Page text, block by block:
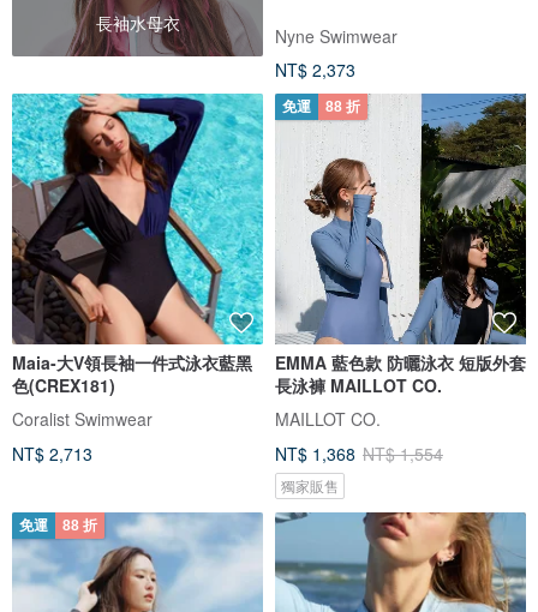
長袖水母衣
Nyne Swimwear
NT$ 2,373
Maia-大V領長袖一件式泳衣藍黑
色(CREX181)
Coralist Swimwear
NT$ 2,713
免運 88 折
EMMA 藍色款 防曬泳衣 短版外套
長泳褲 MAILLOT CO.
MAILLOT CO.
NT$ 1,368 NT$ 1,554
獨家販售
免運 88 折